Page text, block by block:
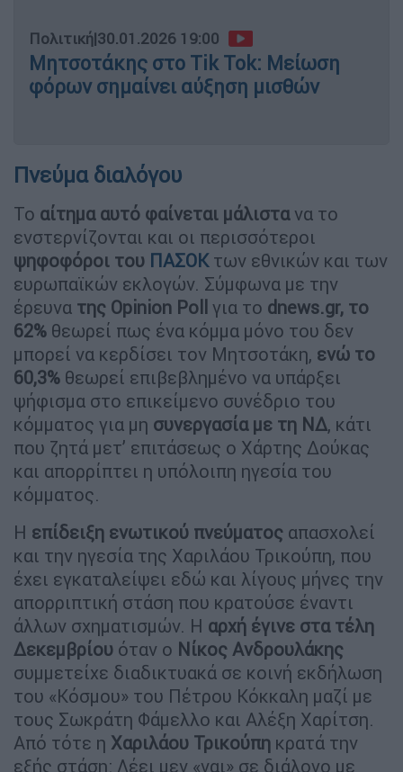
Πολιτική|30.01.2026 19:00
Μητσοτάκης στο Tik Tok: Μείωση
φόρων σημαίνει αύξηση μισθών
Πνεύμα διαλόγου
Το αίτημα αυτό φαίνεται μάλιστανα το
ενστερνίζονται και οι περισσότεροι
ψηφοφόροι του ΠΑΣΟΚ των εθνικών και των
ευρωπαϊκών εκλογών. Σύμφωνα με την
έρευνα της Opinion Poll για το dnews.gr, το
62% θεωρεί πως ένα κόμμα μόνο του δεν
μπορεί να κερδίσει τον Μητσοτάκη, ενώ το
60,3% θεωρεί επιβεβλημένο να υπάρξει
ψήφισμα στο επικείμενο συνέδριο του
κόμματος για μη συνεργασία με τη ΝΔ, κάτι
που ζητά μετ’ επιτάσεως ο Χάρτης Δούκας
και απορρίπτει η υπόλοιπη ηγεσία του
κόμματος.
Η επίδειξη ενωτικού πνεύματος απασχολεί
και την ηγεσία της Χαριλάου Τρικούπη, που
έχει εγκαταλείψει εδώ και λίγους μήνες την
απορριπτική στάση που κρατούσε έναντι
άλλων σχηματισμών. Η αρχή έγινε στα τέλη
Δεκεμβρίου όταν ο Νίκος Ανδρουλάκης
συμμετείχε διαδικτυακά σε κοινή εκδήλωση
του «Κόσμου» του Πέτρου Κόκκαλη μαζί με
τους Σωκράτη Φάμελλο και Αλέξη Χαρίτση.
Από τότε η Χαριλάου Τρικούπη κρατά την
εξής στάση: Λέει μεν «ναι» σε διάλογο με